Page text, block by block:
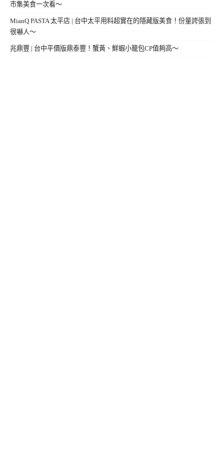
市集美食一次看～
MianQ PASTA 太平店 | 台中太平用料超實在的隱藏版美食！份量誇張到
很嚇人～
兆鼎豐 | 台中平價版鼎泰豐！蟹黃、鮮蝦小籠包CP值夠高～